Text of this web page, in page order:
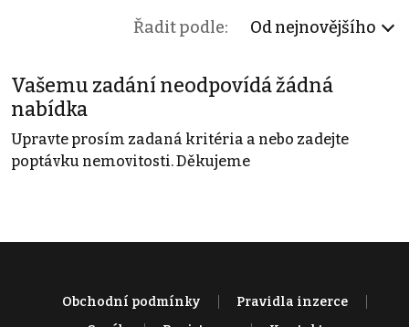
Řadit podle: Od nejnovějšího
Vašemu zadání neodpovídá žádná
nabídka
Upravte prosím zadaná kritéria a nebo zadejte
poptávku nemovitosti. Děkujeme
Obchodní podmínky
Pravidla inzerce